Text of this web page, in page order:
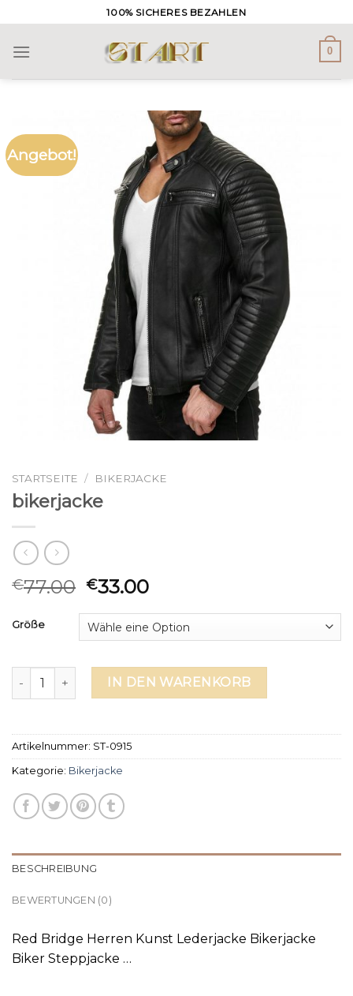
to
content
100% SICHERES BEZAHLEN
0
Angebot!
STARTSEITE / BIKERJACKE
bikerjacke
€77.00 €33.00
Größe
bikerjacke MengeIN DEN WARENKORB
Artikelnummer: ST-0915
Kategorie: Bikerjacke
BESCHREIBUNG
BEWERTUNGEN (0)
Red Bridge Herren Kunst Lederjacke Bikerjacke
Biker Steppjacke …